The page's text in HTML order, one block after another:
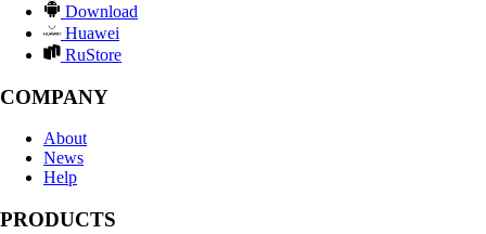
Download
Huawei
RuStore
COMPANY
About
News
Help
PRODUCTS